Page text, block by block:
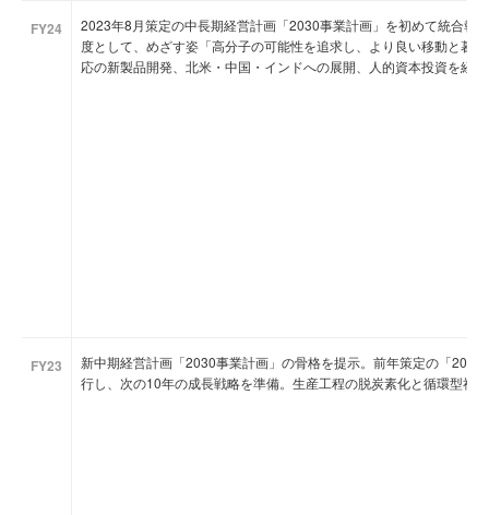
FY24
2023年8月策定の中長期経営計画「2030事業計画」を初めて統合報
度として、めざす姿「高分子の可能性を追求し、より良い移動と暮
応の新製品開発、北米・中国・インドへの展開、人的資本投資を経
FY23
新中期経営計画「2030事業計画」の骨格を提示。前年策定の「
行し、次の10年の成長戦略を準備。生産工程の脱炭素化と循環型社